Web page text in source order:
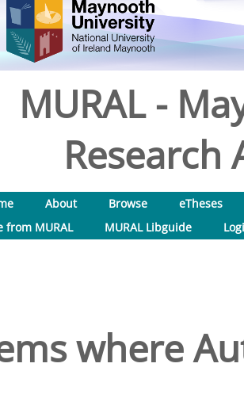
MURAL -
Research
About Browse
eTheses
from MURAL
MURAL Libguide
where